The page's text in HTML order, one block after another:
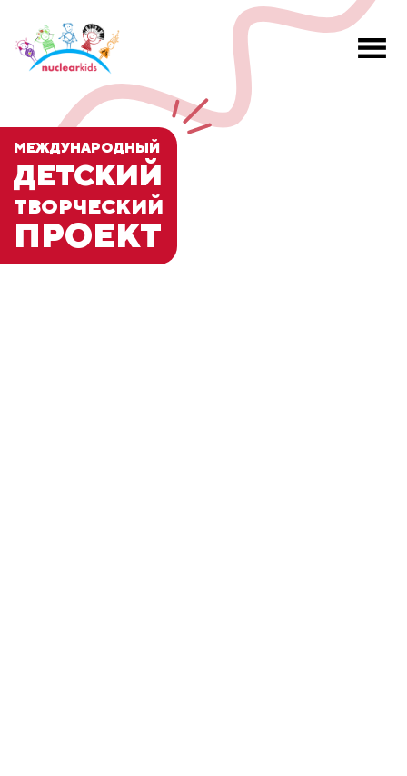
МЕЖДУНАРОДНЫЙ
ДЕТСКИЙ
ТВОРЧЕСКИЙ
ПРОЕКТ